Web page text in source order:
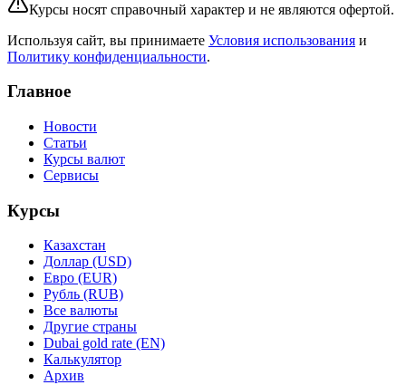
Курсы носят справочный характер и не являются офертой.
Используя сайт, вы принимаете Условия использования и
Политику конфиденциальности.
Главное
Новости
Статьи
Курсы валют
Сервисы
Курсы
Казахстан
Доллар (USD)
Евро (EUR)
Рубль (RUB)
Все валюты
Другие страны
Dubai gold rate (EN)
Калькулятор
Архив